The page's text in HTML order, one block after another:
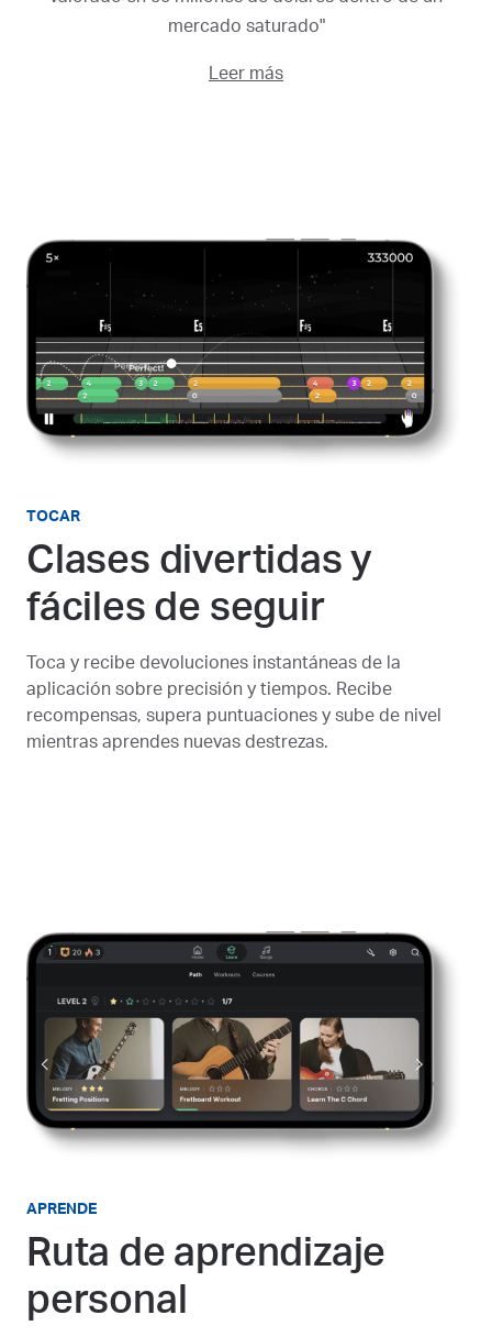
mercado saturado"
Leer más
TOCAR
Clases divertidas y
fáciles de seguir
Toca y recibe devoluciones instantáneas de la
aplicación sobre precisión y tiempos. Recibe
recompensas, supera puntuaciones y sube de nivel
mientras aprendes nuevas destrezas.
APRENDE
Ruta de aprendizaje
personal